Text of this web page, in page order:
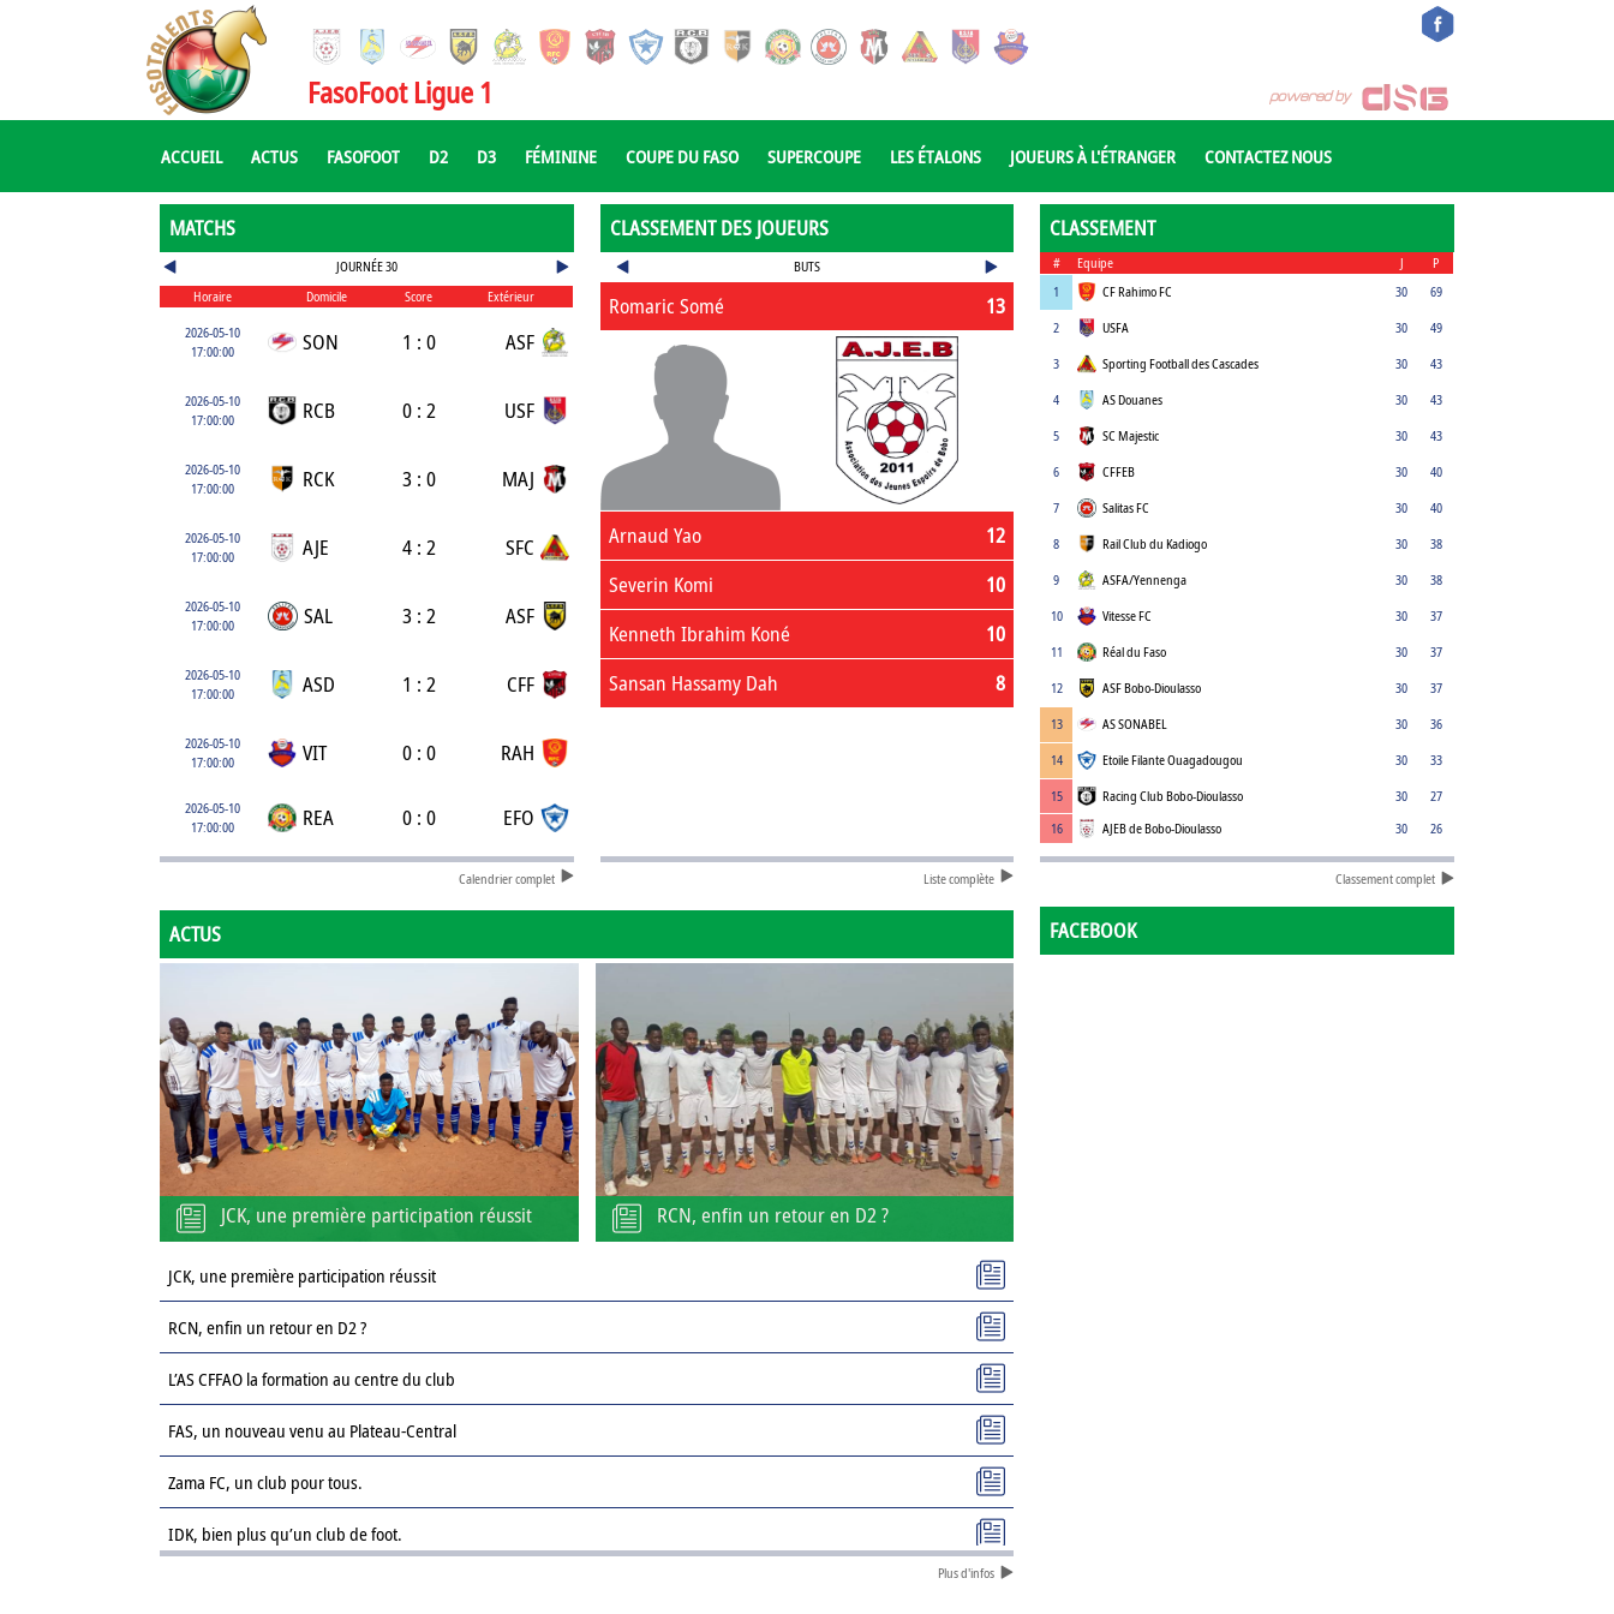
FasoFoot Ligue 1
ACCUEIL ACTUS FASOFOOT D2 D3 FÉMININE COUPE DU FASO SUPERCOUPE LES ÉTALONS JOUEURS À L'ÉTRANGER CONTACTEZ NOUS
MATCHS
JOURNÉE 30
Horaire
Domicile Score
Extérieur
2026-05-10
17:00:00
SON 1 : 0 ASF
2026-05-10
17:00:00
RCB 0 : 2 USF
2026-05-10
17:00:00
RCK 3 : 0 MAJ
2026-05-10
17:00:00
AJE 4 : 2 SFC
2026-05-10
17:00:00
SAL 3 : 2 ASF
2026-05-10
17:00:00
ASD 1 : 2 CFF
2026-05-10
17:00:00
VIT 0 : 0 RAH
2026-05-10
17:00:00
REA 0 : 0 EFO
Calendrier complet
CLASSEMENT DES JOUEURS
BUTS
13
Romaric Somé
12
Arnaud Yao
10
Severin Komi
10
Kenneth Ibrahim Koné
8
Sansan Hassamy Dah
Liste complète
CLASSEMENT
# Equipe J
P
1
CF Rahimo FC 30
69
2
USFA 30
49
3
Sporting Football des Cascades 30
43
4
AS Douanes 30
43
5
SC Majestic 30
43
6
CFFEB 30
40
7
Salitas FC 30
40
8
Rail Club du Kadiogo 30
38
9
ASFA/Yennenga 30
38
10
Vitesse FC 30
37
11
Réal du Faso 30
37
12
ASF Bobo-Dioulasso 30
37
13
AS SONABEL 30
36
14
Etoile Filante Ouagadougou 30
33
15
Racing Club Bobo-Dioulasso 30
27
16
AJEB de Bobo-Dioulasso 30 26
Classement complet
ACTUS
JCK, une première participation réussit RCN, enfin un retour en D2 ?
JCK, une première participation réussit
RCN, enfin un retour en D2 ?
L’AS CFFAO la formation au centre du club
FAS, un nouveau venu au Plateau-Central
Zama FC, un club pour tous.
IDK, bien plus qu’un club de foot.
Plus d'infos
FACEBOOK